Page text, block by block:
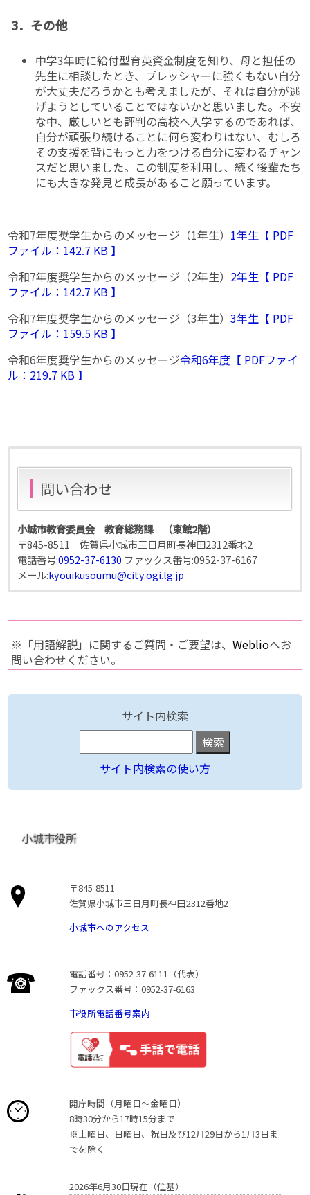
3．その他
中学3年時に給付型育英資金制度を知り、母と担任の
先生に相談したとき、プレッシャーに強くもない自分
が大丈夫だろうかとも考えましたが、それは自分が逃
げようとしていることではないかと思いました。不安
な中、厳しいとも評判の高校へ入学するのであれば、
自分が頑張り続けることに何ら変わりはない、むしろ
その支援を背にもっと力をつける自分に変わるチャン
スだと思いました。この制度を利用し、続く後輩たち
にも大きな発見と成長があること願っています。
令和7年度奨学生からのメッセージ（1年生） 1年生【 PDF
ファイル：142.7 KB 】
令和7年度奨学生からのメッセージ（2年生） 2年生【 PDF
ファイル：142.7 KB 】
令和7年度奨学生からのメッセージ（3年生）3年生【 PDF
ファイル：159.5 KB 】
令和6年度奨学生からのメッセージ令和6年度【 PDFファイ
ル：219.7 KB 】
問い合わせ
小城市教育委員会 教育総務課 （東館2階）
〒845-8511 佐賀県小城市三日月町長神田2312番地2
電話番号:0952-37-6130 ファックス番号:0952-37-6167
メール:kyouikusoumu@city.ogi.lg.jp
※「用語解説」に関するご質問・ご要望は、Weblioへお
問い合わせください。
サイト内検索
サイト内検索の使い方
小城市役所
〒845-8511
佐賀県小城市三日月町長神田2312番地2
小城市へのアクセス
電話番号：0952-37-6111（代表）
ファックス番号：0952-37-6163
市役所電話番号案内
開庁時間（月曜日〜金曜日）
8時30分から17時15分まで
※土曜日、日曜日、祝日及び12月29日から1月3日ま
でを除く
2026年6月30日現在（住基）